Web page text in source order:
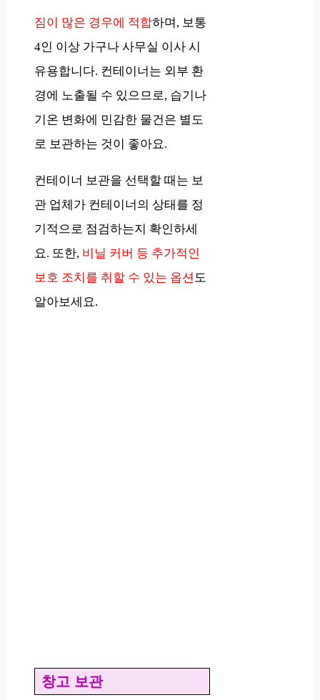
짐이 많은 경우에 적합하며, 보통
4인 이상 가구나 사무실 이사 시
유용합니다. 컨테이너는 외부 환
경에 노출될 수 있으므로, 습기나
기온 변화에 민감한 물건은 별도
로 보관하는 것이 좋아요.
컨테이너 보관을 선택할 때는 보
관 업체가 컨테이너의 상태를 정
기적으로 점검하는지 확인하세
요. 또한, 비닐 커버 등 추가적인
보호 조치를 취할 수 있는 옵션 도
알아보세요.
창고 보관